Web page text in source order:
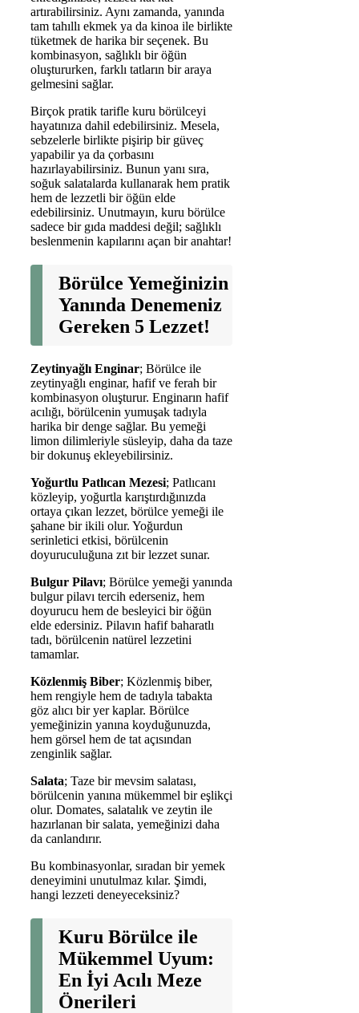
artırabilirsiniz. Aynı zamanda, yanında
tam tahıllı ekmek ya da kinoa ile birlikte
tüketmek de harika bir seçenek. Bu
kombinasyon, sağlıklı bir öğün
oluştururken, farklı tatların bir araya
gelmesini sağlar.
Birçok pratik tarifle kuru börülceyi
hayatınıza dahil edebilirsiniz. Mesela,
sebzelerle birlikte pişirip bir güveç
yapabilir ya da çorbasını
hazırlayabilirsiniz. Bunun yanı sıra,
soğuk salatalarda kullanarak hem pratik
hem de lezzetli bir öğün elde
edebilirsiniz. Unutmayın, kuru börülce
sadece bir gıda maddesi değil; sağlıklı
beslenmenin kapılarını açan bir anahtar!
Börülce Yemeğinizin
Yanında Denemeniz
Gereken 5 Lezzet!
Zeytinyağlı Enginar; Börülce ile
zeytinyağlı enginar, hafif ve ferah bir
kombinasyon oluşturur. Enginarın hafif
acılığı, börülcenin yumuşak tadıyla
harika bir denge sağlar. Bu yemeği
limon dilimleriyle süsleyip, daha da taze
bir dokunuş ekleyebilirsiniz.
Yoğurtlu Patlıcan Mezesi; Patlıcanı
közleyip, yoğurtla karıştırdığınızda
ortaya çıkan lezzet, börülce yemeği ile
şahane bir ikili olur. Yoğurdun
serinletici etkisi, börülcenin
doyuruculuğuna zıt bir lezzet sunar.
Bulgur Pilavı; Börülce yemeği yanında
bulgur pilavı tercih ederseniz, hem
doyurucu hem de besleyici bir öğün
elde edersiniz. Pilavın hafif baharatlı
tadı, börülcenin natürel lezzetini
tamamlar.
Közlenmiş Biber; Közlenmiş biber,
hem rengiyle hem de tadıyla tabakta
göz alıcı bir yer kaplar. Börülce
yemeğinizin yanına koyduğunuzda,
hem görsel hem de tat açısından
zenginlik sağlar.
Salata; Taze bir mevsim salatası,
börülcenin yanına mükemmel bir eşlikçi
olur. Domates, salatalık ve zeytin ile
hazırlanan bir salata, yemeğinizi daha
da canlandırır.
Bu kombinasyonlar, sıradan bir yemek
deneyimini unutulmaz kılar. Şimdi,
hangi lezzeti deneyeceksiniz?
Kuru Börülce ile
Mükemmel Uyum:
En İyi Acılı Meze
Önerileri